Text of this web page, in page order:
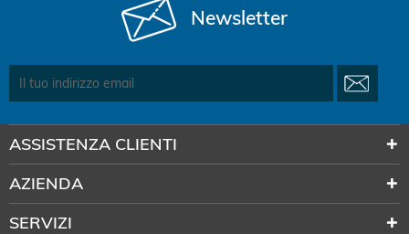
Newsletter
ASSISTENZA CLIENTI
AZIENDA
SERVIZI